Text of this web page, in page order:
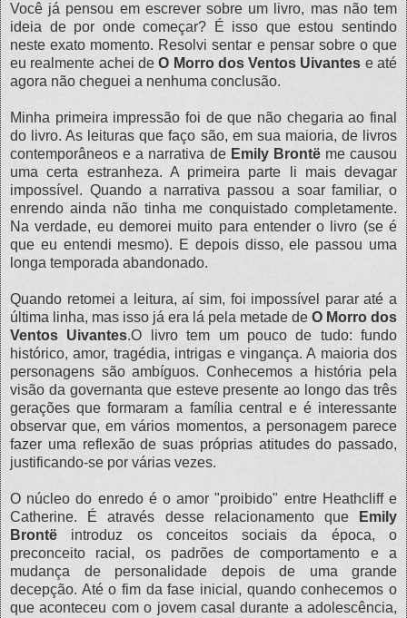
Você já pensou em escrever sobre um livro, mas não tem
ideia de por onde começar? É isso que estou sentindo
neste exato momento. Resolvi sentar e pensar sobre o que
eu realmente achei deO Morro dos Ventos Uivantes e até
agora não cheguei a nenhuma conclusão.
Minha primeira impressão foi de que não chegaria ao final
do livro. As leituras que faço são, em sua maioria, de livros
contemporâneos e a narrativa de Emily Brontëme causou
uma certa estranheza. A primeira parte li mais devagar
impossível. Quando a narrativa passou a soar familiar, o
enrendo ainda não tinha me conquistado completamente.
Na verdade, eu demorei muito para entender o livro (se é
que eu entendi mesmo). E depois disso, ele passou uma
longa temporada abandonado.
Quando retomei a leitura, aí sim, foi impossível parar até a
última linha, mas isso já era lá pela metade de O Morro dos
Ventos Uivantes.O livro tem um pouco de tudo: fundo
histórico, amor, tragédia, intrigas e vingança. A maioria dos
personagens são ambíguos. Conhecemos a história pela
visão da governanta que esteve presente ao longo das três
gerações que formaram a família central e é interessante
observar que, em vários momentos, a personagem parece
fazer uma reflexão de suas próprias atitudes do passado,
justificando-se por várias vezes.
O núcleo do enredo é o amor "proibido" entre Heathcliff e
Catherine. É através desse relacionamento que
Emily
Brontë introduz os conceitos sociais da época, o
preconceito racial, os padrões de comportamento e a
mudança de personalidade depois de uma grande
decepção. Até o fim da fase inicial, quando conhecemos o
que aconteceu com o jovem casal durante a adolescência,